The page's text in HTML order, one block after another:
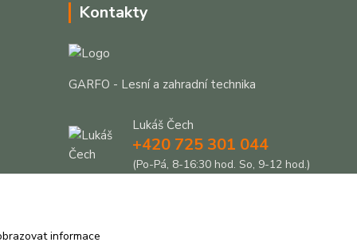
Kontakty
GARFO - Lesní a zahradní technika
Lukáš Čech
+420 725 301 044
(Po-Pá, 8-16:30 hod. So, 9-12 hod.)
informace